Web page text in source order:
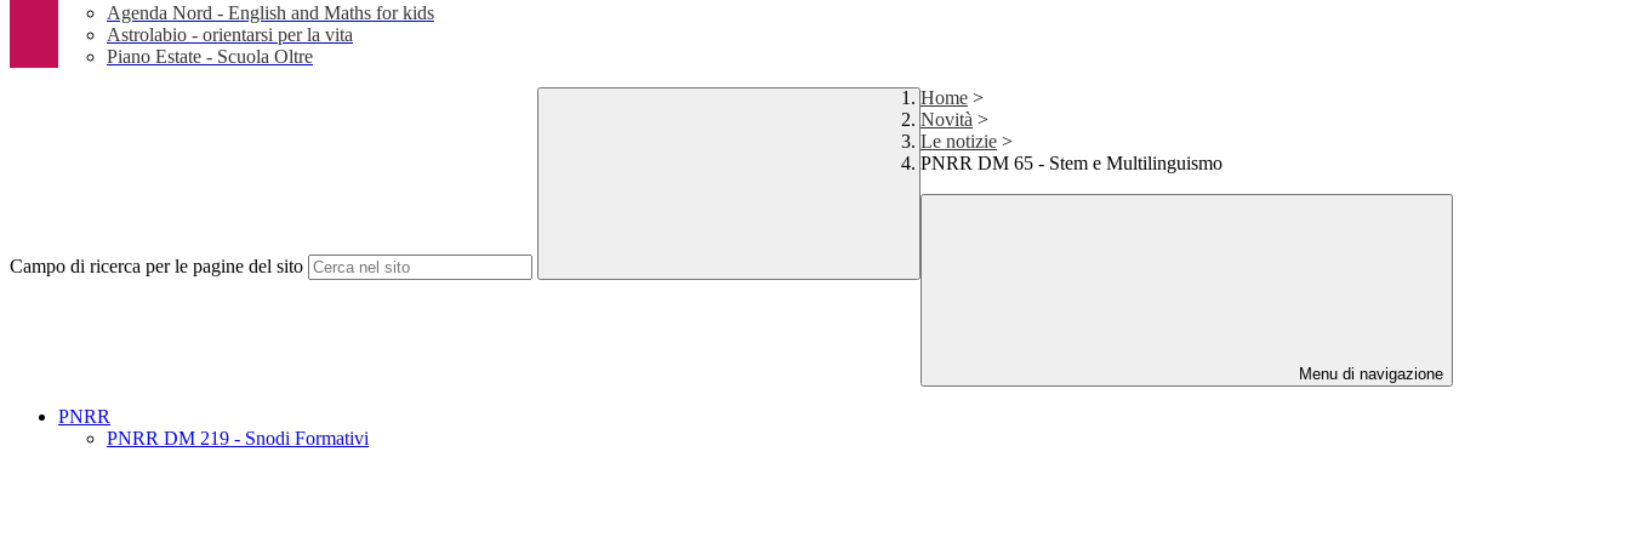
Agenda Nord - English and Maths for kids
Astrolabio - orientarsi per la vita
Piano Estate - Scuola Oltre
Campo di ricerca per le pagine del sito
Home >
Novità >
Le notizie >
PNRR DM 65 - Stem e Multilinguismo
Menu di navigazione
PNRR
PNRR DM 219 - Snodi Formativi